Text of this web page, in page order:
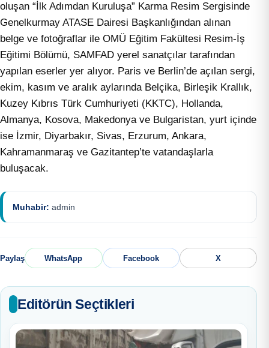
oluşan “İlk Adımdan Kuruluşa” Karma Resim Sergisinde
Genelkurmay ATASE Dairesi Başkanlığından alınan
belge ve fotoğraflar ile OMÜ Eğitim Fakültesi Resim-İş
Eğitimi Bölümü, SAMFAD yerel sanatçılar tarafından
yapılan eserler yer alıyor. Paris ve Berlin’de açılan sergi,
ekim, kasım ve aralık aylarında Belçika, Birleşik Krallık,
Kuzey Kıbrıs Türk Cumhuriyeti (KKTC), Hollanda,
Almanya, Kosova, Makedonya ve Bulgaristan, yurt içinde
ise İzmir, Diyarbakır, Sivas, Erzurum, Ankara,
Kahramanmaraş ve Gazitantep’te vatandaşlarla
buluşacak.
Muhabir: admin
Paylaş WhatsApp Facebook X
Editörün Seçtikleri